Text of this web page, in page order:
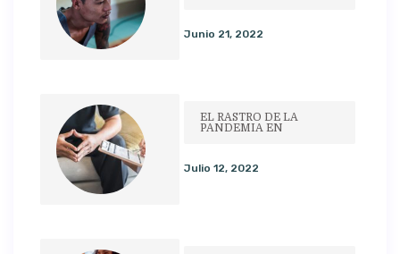
Junio 21, 2022
EL RASTRO DE LA
PANDEMIA EN
Julio 12, 2022